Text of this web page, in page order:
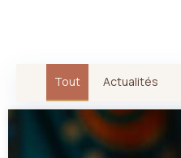
Tout Actualités